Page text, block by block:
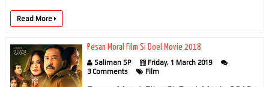
Read More
Pesan Moral Film Si Doel Movie 2018
Saliman SP
Friday, 1 March 2019
3 Comments
Film